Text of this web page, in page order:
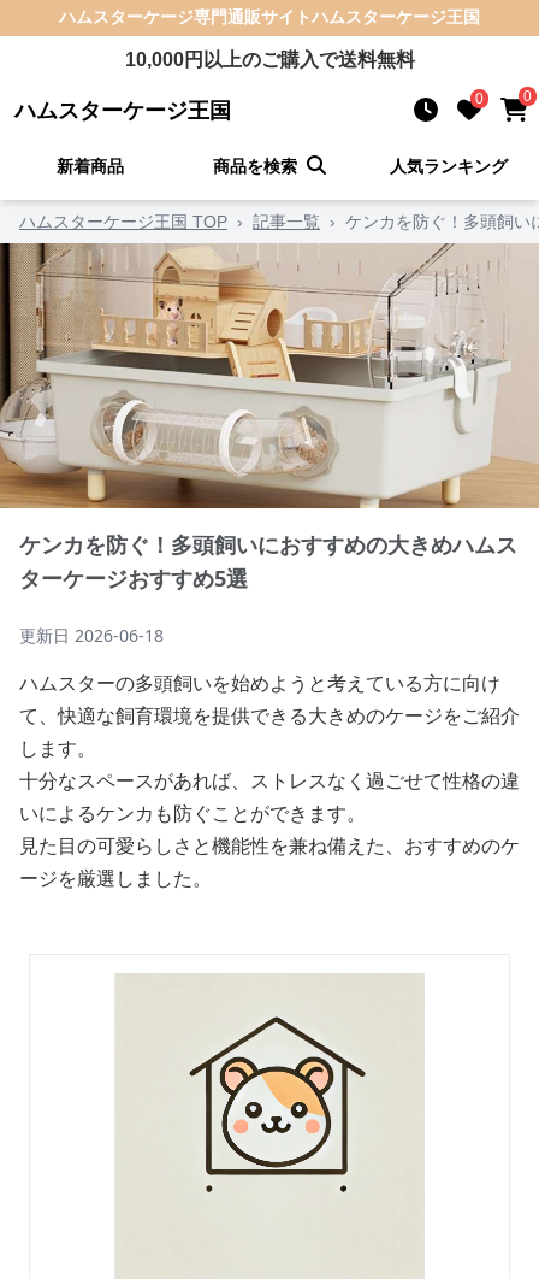
ハムスターケージ専門通販サイトハムスターケージ王国
10,000円以上のご購入で送料無料
ハムスターケージ王国 0 0
新着商品 商品を検索 人気ランキング
ハムスターケージ王国 TOP › 記事一覧 › ケンカを防ぐ！多頭飼い
ケンカを防ぐ！多頭飼いにおすすめの大きめハムス
ターケージおすすめ5選
更新日 2026-06-18
ハムスターの多頭飼いを始めようと考えている方に向け
て、快適な飼育環境を提供できる大きめのケージをご紹介
します。
十分なスペースがあれば、ストレスなく過ごせて性格の違
いによるケンカも防ぐことができます。
見た目の可愛らしさと機能性を兼ね備えた、おすすめのケ
ージを厳選しました。